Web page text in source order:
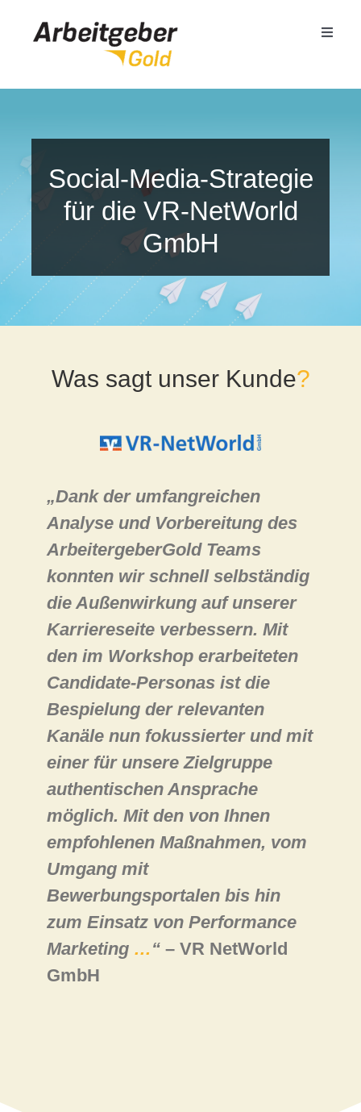
Toggle
Termin buchen
Seminare
Referenzen
Social-Media-Strategie
für die VR-NetWorld
GmbH
Was sagt unser Kunde?
„Dank der umfangreichen
Analyse und Vorbereitung des
ArbeitergeberGold Teams
konnten wir schnell selbständig
die Außenwirkung auf unserer
Karriereseite verbessern. Mit
den im Workshop erarbeiteten
Candidate-Personas ist die
Bespielung der relevanten
Kanäle nun fokussierter und mit
einer für unsere Zielgruppe
authentischen Ansprache
möglich. Mit den von Ihnen
empfohlenen Maßnahmen, vom
Umgang mit
Bewerbungsportalen bis hin
zum Einsatz von Performance
Marketing … “– VR NetWorld
GmbH